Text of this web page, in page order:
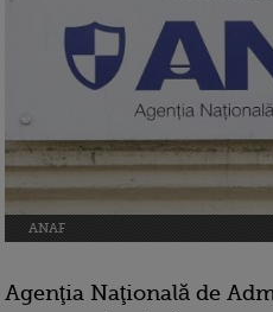
ANAF
Agenţia Naţională de